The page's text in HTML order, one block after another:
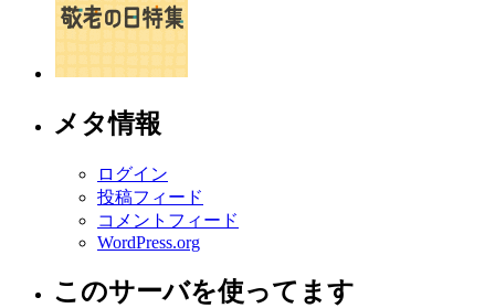
メタ情報
ログイン
投稿フィード
コメントフィード
WordPress.org
このサーバを使ってます